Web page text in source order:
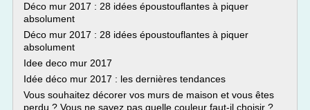
Déco mur 2017 : 28 idées époustouflantes à piquer
absolument
Déco mur 2017 : 28 idées époustouflantes à piquer
absolument
Idee deco mur 2017
Idée déco mur 2017 : les dernières tendances
Vous souhaitez décorer vos murs de maison et vous êtes
perdu ? Vous ne savez pas quelle couleur faut-il choisir ?